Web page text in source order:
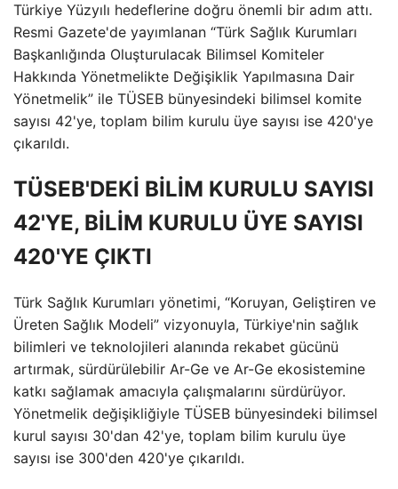
Türkiye Yüzyılı hedeflerine doğru önemli bir adım attı.
Resmi Gazete'de yayımlanan “Türk Sağlık Kurumları
Başkanlığında Oluşturulacak Bilimsel Komiteler
Hakkında Yönetmelikte Değişiklik Yapılmasına Dair
Yönetmelik” ile TÜSEB bünyesindeki bilimsel komite
sayısı 42'ye, toplam bilim kurulu üye sayısı ise 420'ye
çıkarıldı.
TÜSEB'DEKİ BİLİM KURULU SAYISI
42'YE, BİLİM KURULU ÜYE SAYISI
420'YE ÇIKTI
Türk Sağlık Kurumları yönetimi, “Koruyan, Geliştiren ve
Üreten Sağlık Modeli” vizyonuyla, Türkiye'nin sağlık
bilimleri ve teknolojileri alanında rekabet gücünü
artırmak, sürdürülebilir Ar-Ge ve Ar-Ge ekosistemine
katkı sağlamak amacıyla çalışmalarını sürdürüyor.
Yönetmelik değişikliğiyle TÜSEB bünyesindeki bilimsel
kurul sayısı 30'dan 42'ye, toplam bilim kurulu üye
sayısı ise 300'den 420'ye çıkarıldı.